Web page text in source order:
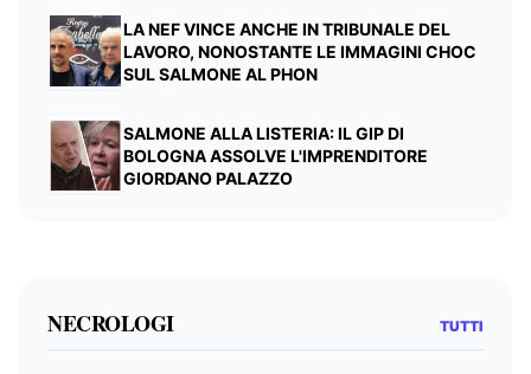
LA NEF VINCE ANCHE IN TRIBUNALE DEL
LAVORO, NONOSTANTE LE IMMAGINI CHOC
SUL SALMONE AL PHON
SALMONE ALLA LISTERIA: IL GIP DI
BOLOGNA ASSOLVE L'IMPRENDITORE
GIORDANO PALAZZO
NECROLOGI TUTTI